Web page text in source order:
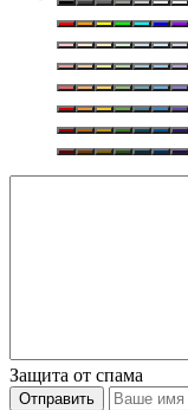
Защита от спама
Отправить